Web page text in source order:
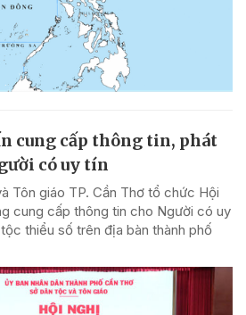
cung cấp thông tin, phát
có uy tín
Tôn giáo TP. Cần Thơ tổ chức Hội
cung cấp thông tin cho Người có uy
thiểu số trên địa bàn thành phố